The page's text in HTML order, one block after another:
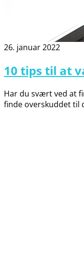
26. januar 2022
10 tips til at
Har du svært ved at
finde overskuddet til